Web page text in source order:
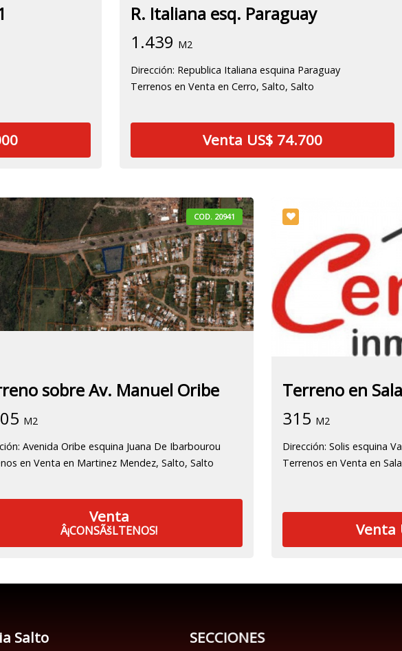
R. Italiana esq. Paraguay
1.439 M2
Dirección: Republica Italiana esquina Paraguay
Terrenos en Venta en Cerro, Salto, Salto
Venta US$ 74.700
COD. 20941
sobre Av. Manuel Oribe
M2
Avenida Oribe esquina Juana De Ibarbourou
en Venta en Martinez Mendez, Salto, Salto
Venta
Â¡CONSÃšLTENOS!
Terreno en
315 M2
Dirección: Solis esquina
Terrenos en Venta en
Venta
Salto SECCIONES